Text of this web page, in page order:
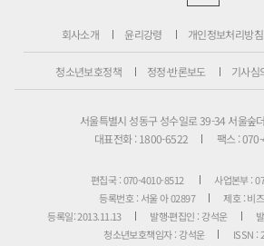
회사소개 윤리강령 개인정보처리방침
청소년보호정책 정정·반론보도 기사심
서울특별시 성동구 성수일로 39-34 서울숲
대표전화 : 1800-6522
팩스 :
편집국 : 070-4010-8512
사업본부 :
등록번호 : 서울 아 02897
제호 : 비
등록일: 2013.11.13
발행·편집인 : 강석운
청소년보호책임자 : 강석운
ISSN :